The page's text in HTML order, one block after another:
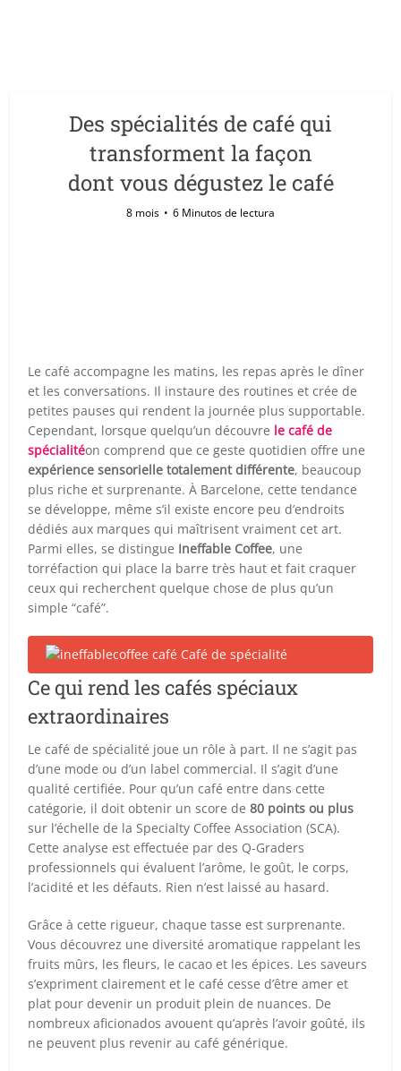
Des spécialités de café qui
transforment la façon
dont vous dégustez le café
8 mois 6 Minutos de lectura
Le café accompagne les matins, les repas après le dîner
et les conversations. Il instaure des routines et crée de
petites pauses qui rendent la journée plus supportable.
Cependant, lorsque quelqu’un découvre le café de
spécialitéon comprend que ce geste quotidien offre une
expérience sensorielle totalement différente, beaucoup
plus riche et surprenante. À Barcelone, cette tendance
se développe, même s’il existe encore peu d’endroits
dédiés aux marques qui maîtrisent vraiment cet art.
Parmi elles, se distingue Ineffable Coffee, une
torréfaction qui place la barre très haut et fait craquer
ceux qui recherchent quelque chose de plus qu’un
simple “café”.
Ce qui rend les cafés spéciaux
extraordinaires
Le café de spécialité joue un rôle à part. Il ne s’agit pas
d’une mode ou d’un label commercial. Il s’agit d’une
qualité certifiée. Pour qu’un café entre dans cette
catégorie, il doit obtenir un score de80 points ou plus
sur l’échelle de la Specialty Coffee Association (SCA).
Cette analyse est effectuée par des Q-Graders
professionnels qui évaluent l’arôme, le goût, le corps,
l’acidité et les défauts. Rien n’est laissé au hasard.
Grâce à cette rigueur, chaque tasse est surprenante.
Vous découvrez une diversité aromatique rappelant les
fruits mûrs, les fleurs, le cacao et les épices. Les saveurs
s’expriment clairement et le café cesse d’être amer et
plat pour devenir un produit plein de nuances. De
nombreux aficionados avouent qu’après l’avoir goûté, ils
ne peuvent plus revenir au café générique.